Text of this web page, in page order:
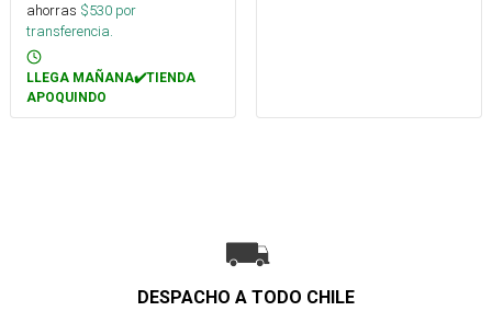
ahorras $530 por
transferencia.
LLEGA MAÑANA✔️TIENDA
APOQUINDO
DESPACHO A TODO CHILE